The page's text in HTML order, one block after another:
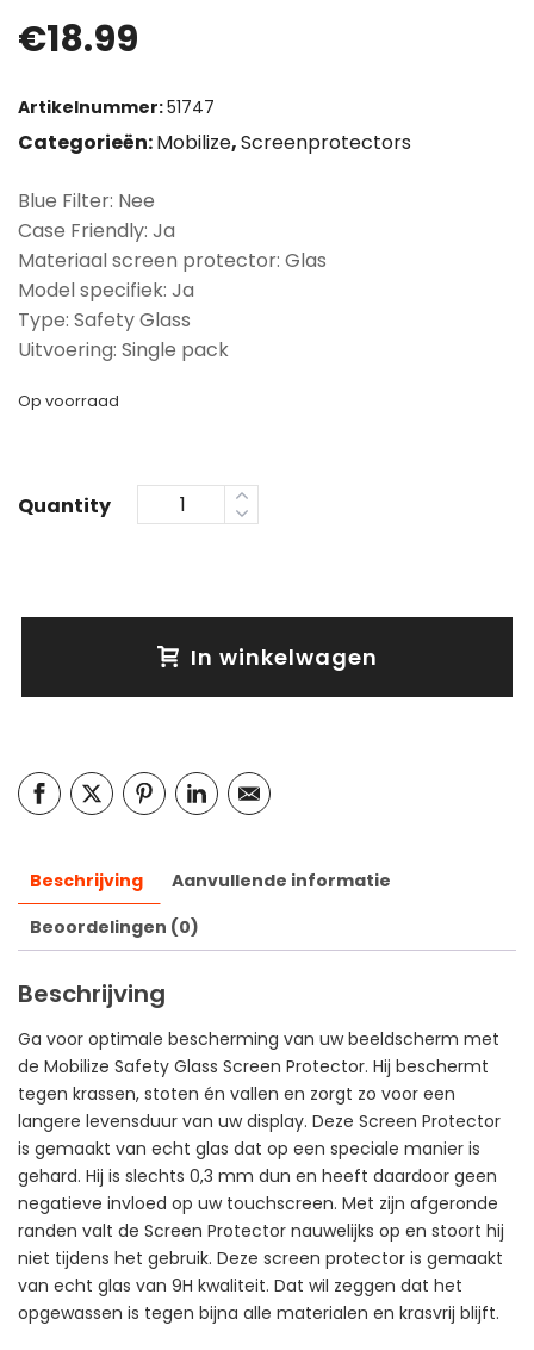
€18.99
Artikelnummer:51747
Categorieën:Mobilize,Screenprotectors
Blue Filter: Nee
Case Friendly: Ja
Materiaal screen protector: Glas
Model specifiek: Ja
Type: Safety Glass
Uitvoering: Single pack
Op voorraad
Quantity
In winkelwagen
Beschrijving
Aanvullende informatie
Beoordelingen (0)
Beschrijving
Ga voor optimale bescherming van uw beeldscherm met
de Mobilize Safety Glass Screen Protector. Hij beschermt
tegen krassen, stoten én vallen en zorgt zo voor een
langere levensduur van uw display. Deze Screen Protector
is gemaakt van echt glas dat op een speciale manier is
gehard. Hij is slechts 0,3 mm dun en heeft daardoor geen
negatieve invloed op uw touchscreen. Met zijn afgeronde
randen valt de Screen Protector nauwelijks op en stoort hij
niet tijdens het gebruik. Deze screen protector is gemaakt
van echt glas van 9H kwaliteit. Dat wil zeggen dat het
opgewassen is tegen bijna alle materialen en krasvrij blijft.